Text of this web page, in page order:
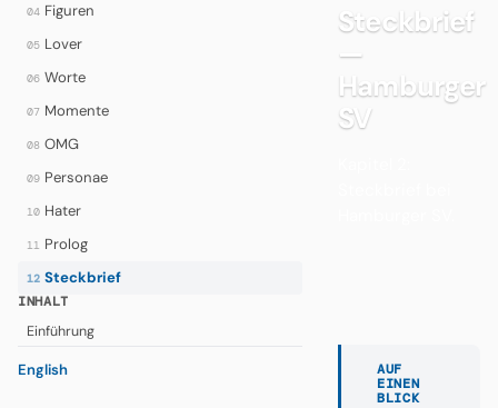
04 Figuren
05 Lover
06 Worte
07 Momente
08 OMG
09 Personae
10 Hater
11 Prolog
12 Steckbrief
INHALT
Einführung
English
Steckbrief
—
Hamburger
SV
AUF
EINEN
BLICK